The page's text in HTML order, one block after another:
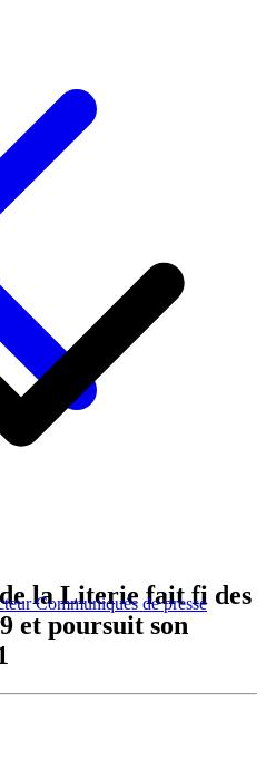
Communiqués de presse
la Literie fait fi des
et poursuit son